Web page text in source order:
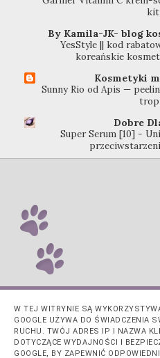
By Kamila-JK- blog
YesStyle || kod
koreańskie
Kosmetyki
Sunny Rio od Apis —
Dobre
Super Serum [10] -
W TEJ WITRYNIE SĄ
GOOGLE UŻYWA DO ŚWIADCZENIA
RUCHU. TWÓJ ADRES IP I NAZWA
DOTYCZĄCE WYDAJNOŚCI I
GOOGLE, BY ZAPEWNIĆ